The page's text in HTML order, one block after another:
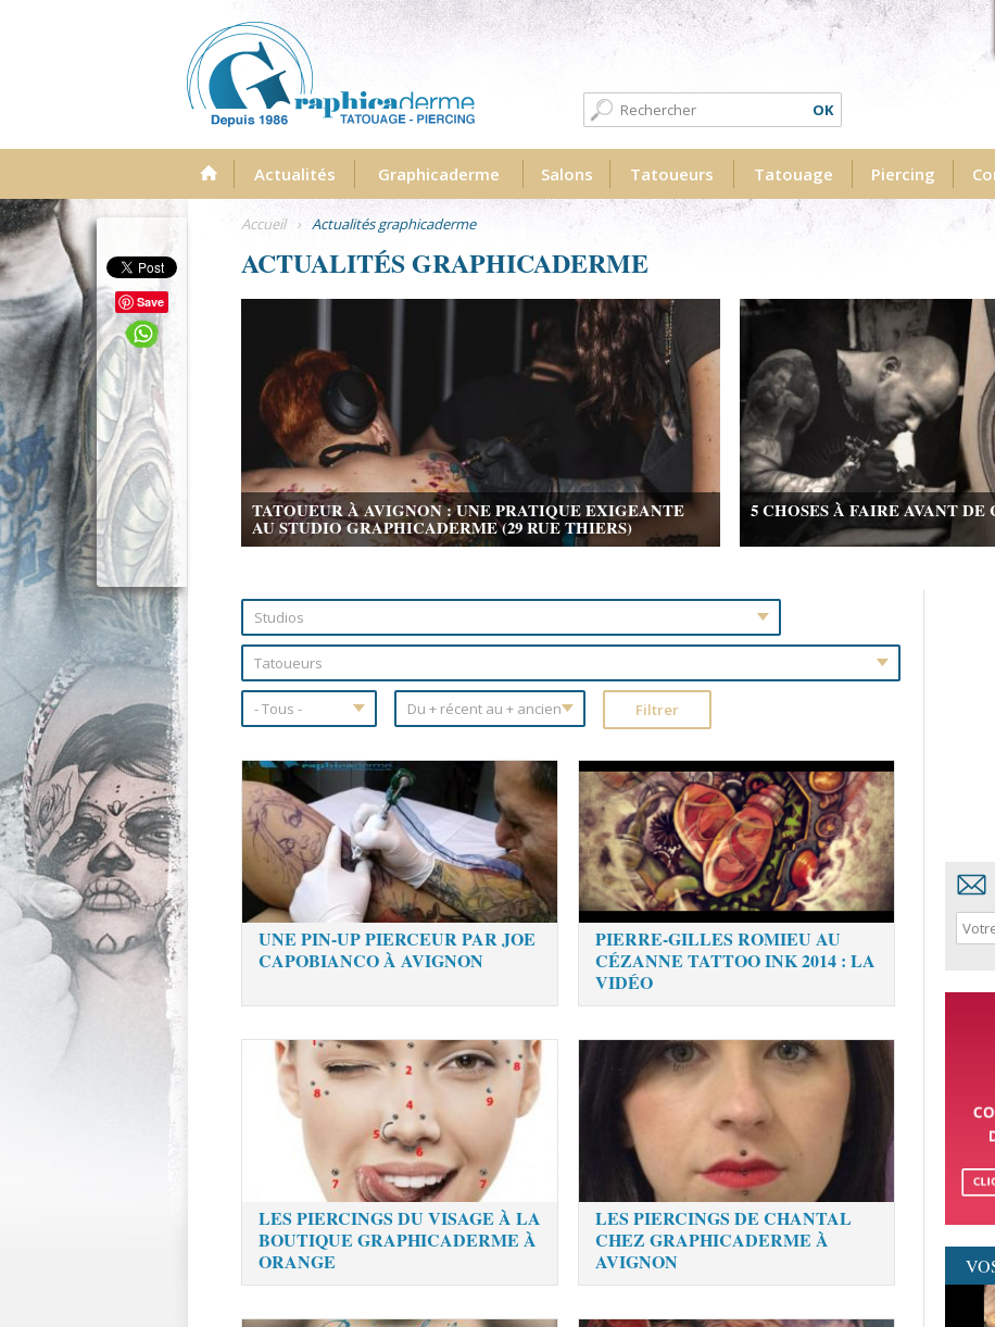
Formulaire de recherche Recherche
Menu Actualités Graphicaderme Salons Tatoueurs Tatouage Piercing
Save
Accueil › Actualités graphicaderme
ACTUALITÉS GRAPHICADERME
TATOUEUR À AVIGNON : UNE PRATIQUE EXIGEANTE
AU STUDIO GRAPHICADERME (29 RUE THIERS)
5 CHOSES À FAIRE AVANT
UNE PIN-UP PIERCEUR PAR JOE
CAPOBIANCO À AVIGNON
PIERRE-GILLES ROMIEU AU
CÉZANNE TATTOO INK 2014 : LA
VIDÉO
LES PIERCINGS DU VISAGE À LA
BOUTIQUE GRAPHICADERME À
ORANGE
LES PIERCINGS DE CHANTAL
CHEZ GRAPHICADERME À
AVIGNON
Pages